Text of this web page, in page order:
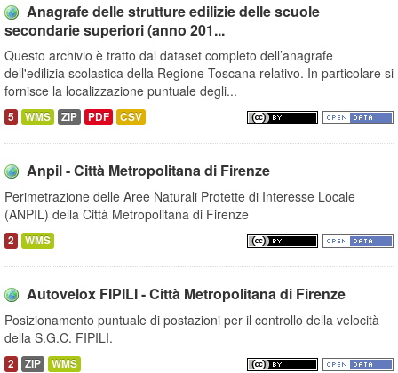
Anagrafe delle strutture edilizie delle scuole
secondarie superiori (anno 201...
Questo archivio è tratto dal dataset completo dell’anagrafe
dell'edilizia scolastica della Regione Toscana relativo. In particolare si
fornisce la localizzazione puntuale degli...
5 WMS ZIP PDF CSV
Anpil - Città Metropolitana di Firenze
Perimetrazione delle Aree Naturali Protette di Interesse Locale
(ANPIL) della Città Metropolitana di Firenze
2 WMS
Autovelox FIPILI - Città Metropolitana di Firenze
Posizionamento puntuale di postazioni per il controllo della velocità
della S.G.C. FIPILI.
2 ZIP WMS